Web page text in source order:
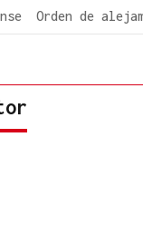
Orden de